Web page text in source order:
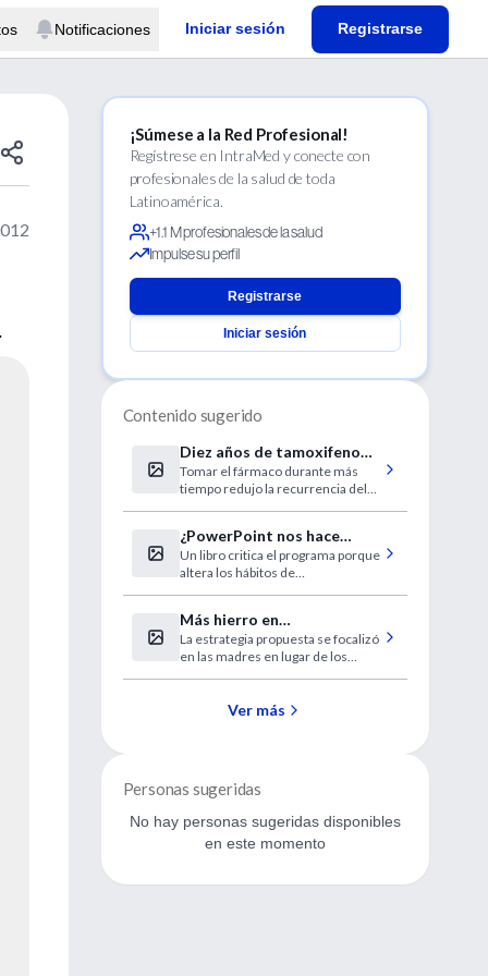
Notificaciones Iniciar sesión Registrarse
¡Súmese a la Red Profesional!
Regístrese en IntraMed y conecte con
profesionales de la salud de toda
Latinoamérica.
+1.1 M profesionales de la salud
Impulse su perfil
Registrarse
Iniciar sesión
Contenido sugerido
Diez años de tamoxifeno
son mejor que cinco
Tomar el fármaco durante más
tiempo redujo la recurrencia del
¿PowerPoint nos hace
estúpidos?
Un libro critica el programa porque
altera los hábitos de
Más hierro en
embarazadas, mejor salud
para los niños
La estrategia propuesta se focalizó
en las madres en lugar de los
Ver más
Personas sugeridas
No hay personas sugeridas disponibles
en este momento